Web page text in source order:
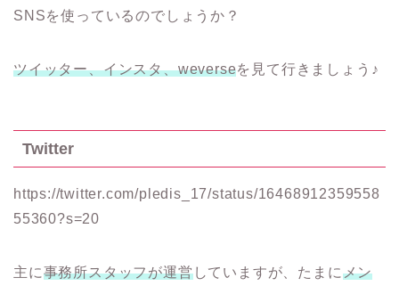
SNSを使っているのでしょうか？
ツイッター、インスタ、weverseを見て行きましょう♪
Twitter
https://twitter.com/pledis_17/status/16468912359558
55360?s=20
主に事務所スタッフが運営していますが、たまにメン